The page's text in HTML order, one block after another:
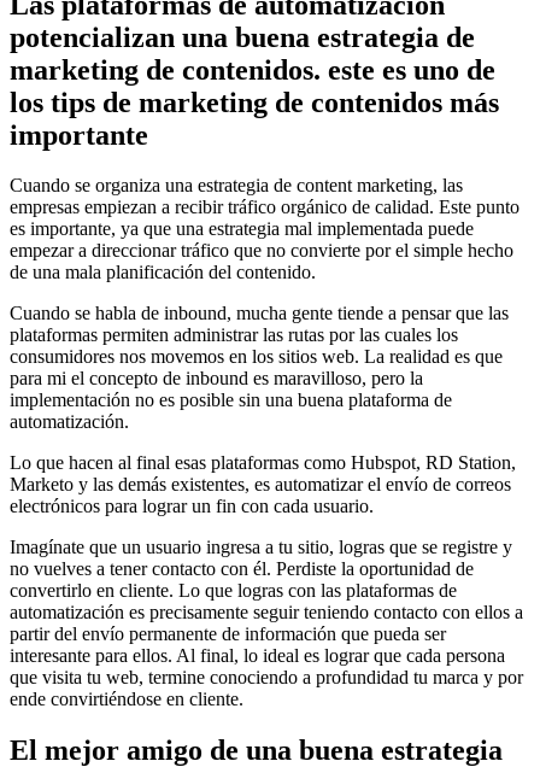
potencializan una buena estrategia de
marketing de contenidos. este es uno de
los tips de marketing de contenidos más
importante
Cuando se organiza una estrategia de content marketing, las
empresas empiezan a recibir tráfico orgánico de calidad. Este punto
es importante, ya que una estrategia mal implementada puede
empezar a direccionar tráfico que no convierte por el simple hecho
de una mala planificación del contenido.
Cuando se habla de inbound, mucha gente tiende a pensar que las
plataformas permiten administrar las rutas por las cuales los
consumidores nos movemos en los sitios web. La realidad es que
para mi el concepto de inbound es maravilloso, pero la
implementación no es posible sin una buena plataforma de
automatización.
Lo que hacen al final esas plataformas como Hubspot, RD Station,
Marketo y las demás existentes, es automatizar el envío de correos
electrónicos para lograr un fin con cada usuario.
Imagínate que un usuario ingresa a tu sitio, logras que se registre y
no vuelves a tener contacto con él. Perdiste la oportunidad de
convertirlo en cliente. Lo que logras con las plataformas de
automatización es precisamente seguir teniendo contacto con ellos a
partir del envío permanente de información que pueda ser
interesante para ellos. Al final, lo ideal es lograr que cada persona
que visita tu web, termine conociendo a profundidad tu marca y por
ende convirtiéndose en cliente.
El mejor amigo de una buena estrategia